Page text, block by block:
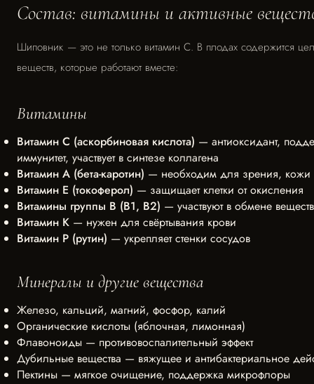
Состав: витамины и активные
Шиповник — это не только витамин С. В плодах содержится
веществ, которые работают вместе:
Витамины
Витамин С (аскорбиновая кислота) — антиоксидант,
иммунитет, участвует в синтезе коллагена
Витамин А (бета-каротин) — необходим для зрения, кожи
Витамин Е (токоферол) — защищает клетки от окисления
Витамины группы В (В1, В2) — участвуют в обмене веществ
Витамин К — нужен для свёртывания крови
Витамин Р (рутин) — укрепляет стенки сосудов
Минералы и другие вещества
Железо, кальций, магний, фосфор, калий
Органические кислоты (яблочная, лимонная)
Флавоноиды — противовоспалительный эффект
Дубильные вещества — вяжущее и антибактериальное
Пектины — мягкое очищение, поддержка микрофлоры